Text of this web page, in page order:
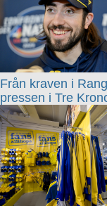
Från kraven i
pressen i Tre